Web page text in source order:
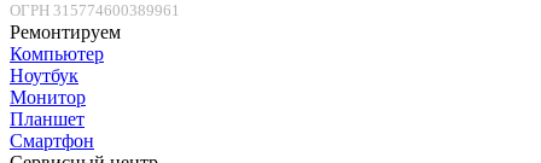
ОГРН 315774600389961
Ремонтируем
Компьютер
Ноутбук
Монитор
Планшет
Смартфон